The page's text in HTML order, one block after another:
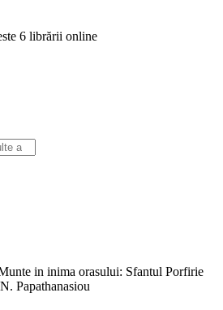
6 librării online